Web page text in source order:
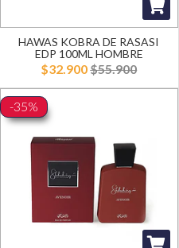
HAWAS KOBRA DE RASASI
EDP 100ML HOMBRE
$32.900$55.900
-35%